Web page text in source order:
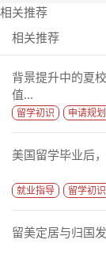
相关推荐
相关推荐
背景提升中的夏
值...
留学初识 申请规划
美国留学毕业后
就业指导 留学初识
留美定居与归国